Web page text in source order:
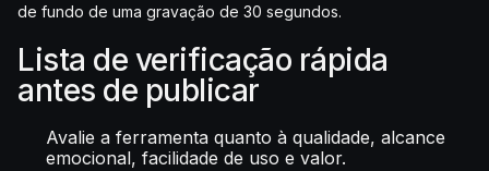
de fundo de uma gravação de 30 segundos.
Lista de verificação rápida
antes de publicar
Avalie a ferramenta quanto à qualidade, alcance
emocional, facilidade de uso e valor.